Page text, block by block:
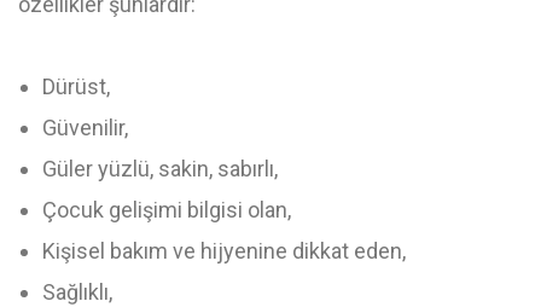
Dürüst,
Güvenilir,
Güler yüzlü, sakin, sabırlı,
Çocuk gelişimi bilgisi olan,
Kişisel bakım ve hijyenine dikkat eden,
Sağlıklı,